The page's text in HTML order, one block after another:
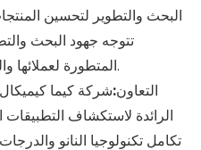
البحث والتطوير لتحسين
تتوجه جهود البحث
المتطورة لعملائها والبقاء في صدارة اتجاهات الصناعة.
التعاون:شركة كيما
الرائدة لاستكشاف التطبيقات
تكامل تكنولوجيا النانو